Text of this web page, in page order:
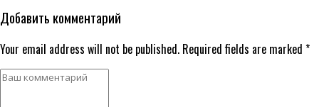
Добавить комментарий
Your email address will not be published. Required fields are marked *